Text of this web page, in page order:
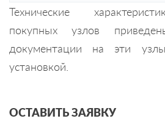
Технические
покупных узлов
документации на эти
установкой.
ОСТАВИТЬ ЗАЯВКУ